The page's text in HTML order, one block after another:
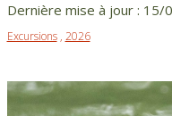
Dernière mise à jour : 15/
Excursions, 2026